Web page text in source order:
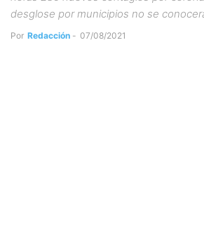
desglose por municipios no se
Por Redacción - 07/08/2021